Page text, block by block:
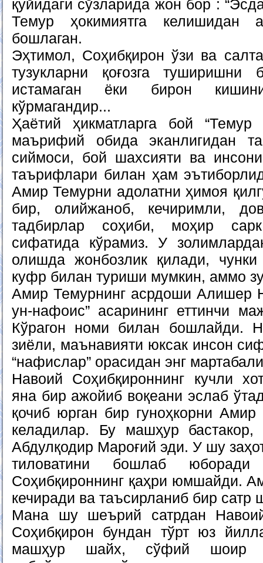
қуйидаги сўзларида жон бор :
Темур ҳокимиятга келишидан
бошлаган.
Эҳтимол, Соҳибқирон ўзи ва
тузукларни қоғозга туширишни
истамаган ёки бирон
кўрмагандир...
Ҳаётий ҳикматларга бой “Темур
маърифий обида эканлигидан
сиймоси, бой шахсияти ва
таърифлари билан ҳам
Амир Темурни адолатни ҳимоя
бир, олийжаноб, кечиримли,
тадбирлар соҳиби, моҳир
сифатида кўрамиз. У
олишда жонбозлик қилади,
куфр билан туриши мумкин, аммо
Амир Темурнинг асрдоши Алишер
ун-нафоис” асарининг еттинчи
Кўрагон номи билан бошлайди.
зиёли, маънавияти юксак инсон
“нафислар” орасидан энг
Навоий Соҳибқироннинг кучли
яна бир ажойиб воқеани эслаб
қочиб юрган бир гуноҳкорни Амир
келадилар. Бу машҳур
Абдулқодир Мароғий эди. У шу
тиловатини бошлаб
Соҳибқироннинг қаҳри юмшайди.
кечиради ва таъсирланиб бир сатр
Мана шу шеърий сатрдан
Соҳибқирон бундан тўрт юз
машҳур шайх, сўфий шоир